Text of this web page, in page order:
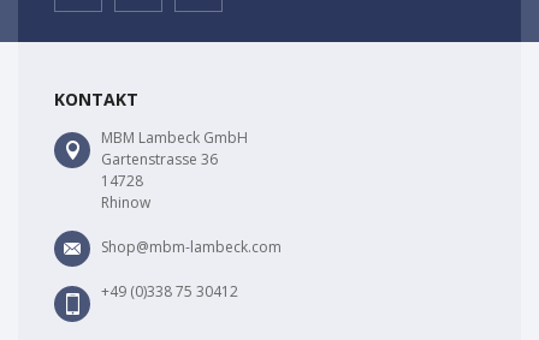
KONTAKT
MBM Lambeck GmbH
Gartenstrasse 36
14728
Rhinow
Shop@mbm-lambeck.com
+49 (0)338 75 30412